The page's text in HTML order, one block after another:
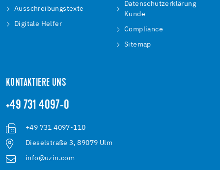
Ausschreibungstexte
Digitale Helfer
Datenschutzerklärung
Kunde
Compliance
Sitemap
KONTAKTIERE UNS
+49 731 4097-0
+49 731 4097-110
Dieselstraße 3, 89079 Ulm
info@uzin.com